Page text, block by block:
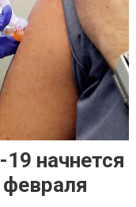
начнется
февраля